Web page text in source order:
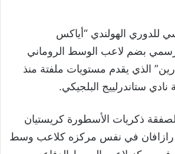
للدوري الهولندي “أياكس
رسمي بضم لاعب الوسط الروماني
الذي يقدم مستويات ملفتة منذ
ستاندرلييج البلجيكي.
ذكريات الأسطورة كريستيان
رازافان في نفس مركزه كلاعب وسط